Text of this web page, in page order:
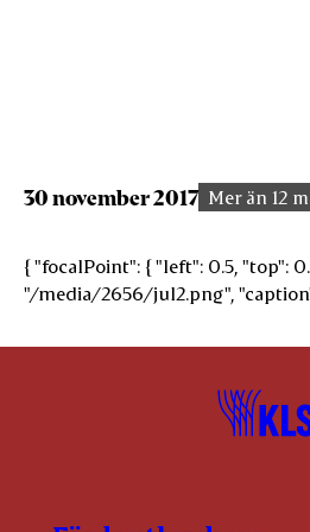
30 november 2017 Mer än 12
{ "focalPoint": { "left": 0.5, "top":
"/media/2656/jul2.png",